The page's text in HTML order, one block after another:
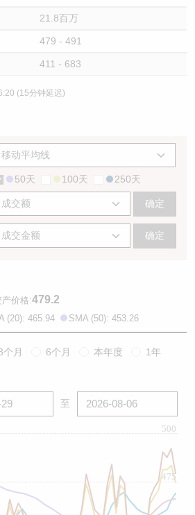
21.8百万
479 - 491
411 - 683
(15分钟延迟)
50天 100天 250天
确定
确定
价格:479.2
(20): 465.94 SMA (50): 453.26
个月 6个月 本年度 1年
至
475
500